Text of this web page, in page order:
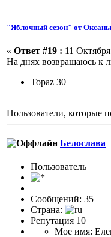
"Яблочный сезон" от
« Ответ #19 : 11
На днях возвращаюсь к
Topaz 30
Пользователи, которые
Белослава
Пользоватeль
Сообщений: 35
Страна:
Репутация 10
Мое имя: